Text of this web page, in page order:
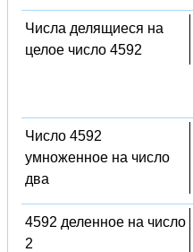
Числа делящиеся на
целое число 4592
Число 4592
умноженное на число
два
4592 деленное на число
2